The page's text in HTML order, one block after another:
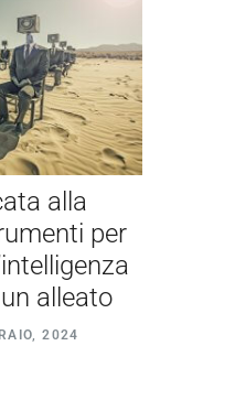
alla
per
alleato
2024